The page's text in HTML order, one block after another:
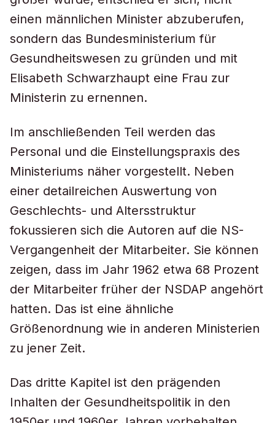
einen männlichen Minister abzuberufen,
sondern das Bundesministerium für
Gesundheitswesen zu gründen und mit
Elisabeth Schwarzhaupt eine Frau zur
Ministerin zu ernennen.
Im anschließenden Teil werden das
Personal und die Einstellungspraxis des
Ministeriums näher vorgestellt. Neben
einer detailreichen Auswertung von
Geschlechts- und Altersstruktur
fokussieren sich die Autoren auf die NS-
Vergangenheit der Mitarbeiter. Sie können
zeigen, dass im Jahr 1962 etwa 68 Prozent
der Mitarbeiter früher der NSDAP angehört
hatten. Das ist eine ähnliche
Größenordnung wie in anderen Ministerien
zu jener Zeit.
Das dritte Kapitel ist den prägenden
Inhalten der Gesundheitspolitik in den